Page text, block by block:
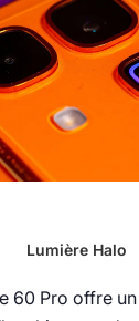
Lumière Halo
60 Pro offre